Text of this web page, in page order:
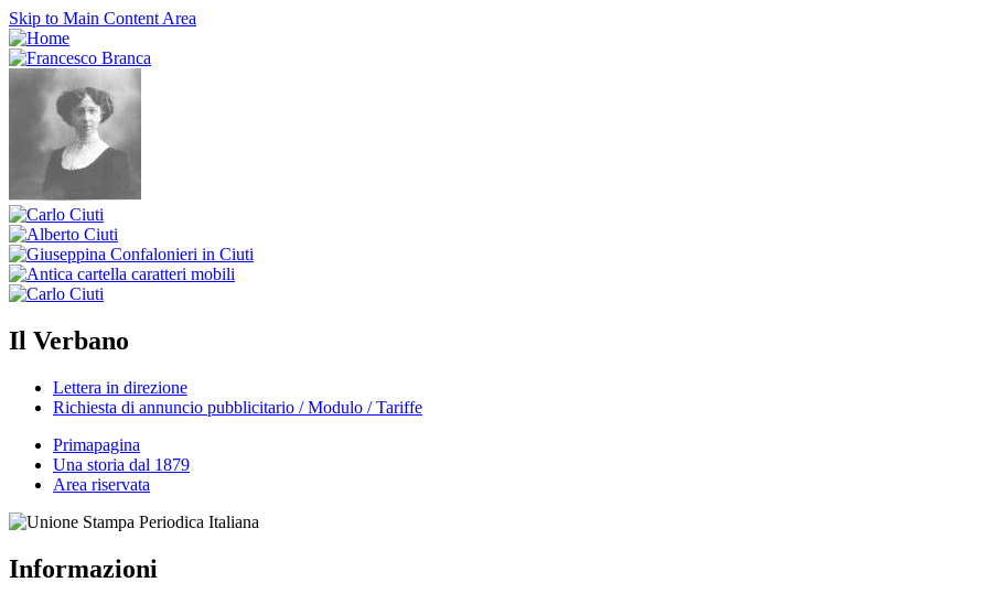
Skip to Main Content Area
Il Verbano
Lettera in direzione
Richiesta di annuncio pubblicitario / Modulo / Tariffe
Primapagina
Una storia dal 1879
Area riservata
Informazioni